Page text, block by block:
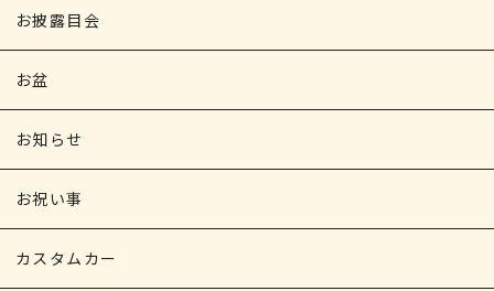
お披露目会
お盆
お知らせ
お祝い事
カスタムカー